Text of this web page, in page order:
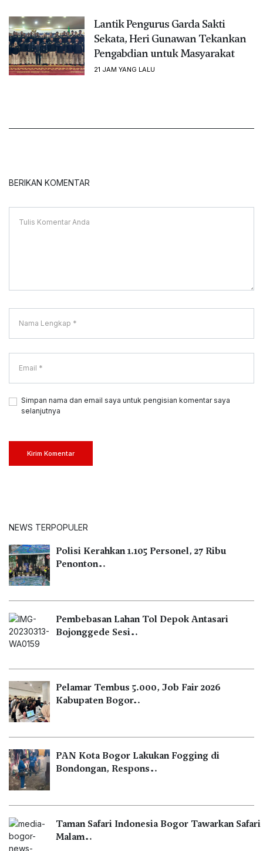
Lantik Pengurus Garda Sakti
Sekata, Heri Gunawan Tekankan
Pengabdian untuk Masyarakat
21 JAM YANG LALU
BERIKAN KOMENTAR
Simpan nama dan email saya untuk pengisian komentar saya
selanjutnya
Kirim Komentar
NEWS TERPOPULER
Polisi Kerahkan 1.105 Personel, 27 Ribu
Penonton…
Pembebasan Lahan Tol Depok Antasari
Bojonggede Sesi…
Pelamar Tembus 5.000, Job Fair 2026
Kabupaten Bogor…
PAN Kota Bogor Lakukan Fogging di
Bondongan, Respons…
Taman Safari Indonesia Bogor Tawarkan Safari
Malam…